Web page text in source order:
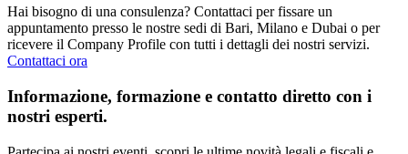
Hai bisogno di una consulenza? Contattaci per fissare un
appuntamento presso le nostre sedi di Bari, Milano e Dubai o per
ricevere il Company Profile con tutti i dettagli dei nostri servizi.
Contattaci ora
Informazione, formazione e contatto diretto con i
nostri esperti.